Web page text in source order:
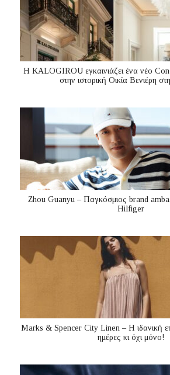
Η KALOGIROU εγκαινιάζει ένα νέο
στην ιστορική Οικία Βενιέρη
Zhou Guanyu – Παγκόσμιος brand
Hilfiger
Marks & Spencer City Linen – Η ιδανική
ημέρες κι όχι μόνο!